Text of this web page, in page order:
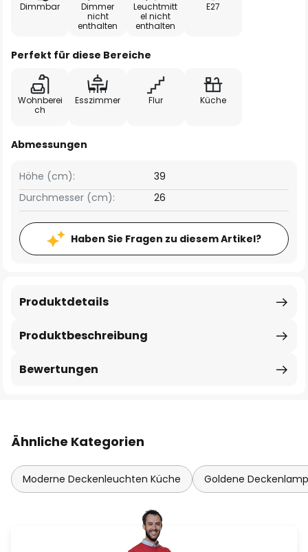
Dimmbar
Dimmer
nicht
enthalten
Leuchtmitt
el nicht
enthalten
E27
Perfekt für diese Bereiche
Wohnberei
ch
Esszimmer Flur Küche
Abmessungen
Höhe (cm):
39
Durchmesser (cm):
26
Haben Sie Fragen zu diesem Artikel?
Produktbeschreibung
Produktdetails
Bewertungen
Ähnliche Kategorien
Moderne Deckenleuchten Küche Goldene